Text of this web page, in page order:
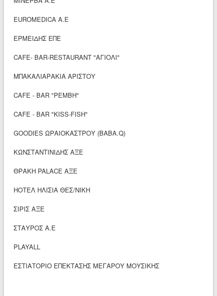
ΕUROMEDICA A.E
ΕΡΜΕΙΔΗΣ ΕΠΕ
CAFE- BAR-RESTAURANT "ΑΓΙΟΛΙ"
ΜΠΑΚΑΛΙΑΡΑΚΙΑ ΑΡΙΣΤΟΥ
CAFE - BAR "ΡΕΜΒΗ"
CAFE - BAR "KISS-FISH"
GOODIES ΩΡΑΙΟΚΑΣΤΡΟΥ (ΒΑΒΑ.Q)
ΚΩΝΣΤΑΝΤΙΝΙΔΗΣ ΑΞΕ
ΘΡΑΚΗ PALACE AΞΕ
ΗΟΤΕΛ ΗΛΙΣΙΑ ΘΕΣ/ΝΙΚΗ
ΣΙΡΙΣ ΑΞΕ
ΣΤΑΥΡΟΣ Α.Ε
PLAYALL
ΕΣΤΙΑΤΟΡΙΟ ΕΠΕΚΤΑΣΗΣ ΜΕΓΑΡΟΥ ΜΟΥΣΙΚΗΣ